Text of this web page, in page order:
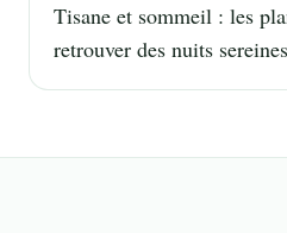
Tisane et sommeil : les
retrouver des nuits sereines